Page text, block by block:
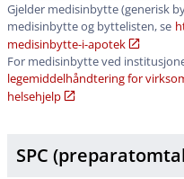
Gjelder medisinbytte (generisk
medisinbytte og byttelisten, se
medisinbytte-i-apotek
For medisinbytte ved
legemiddelhåndtering for
helsehjelp
SPC